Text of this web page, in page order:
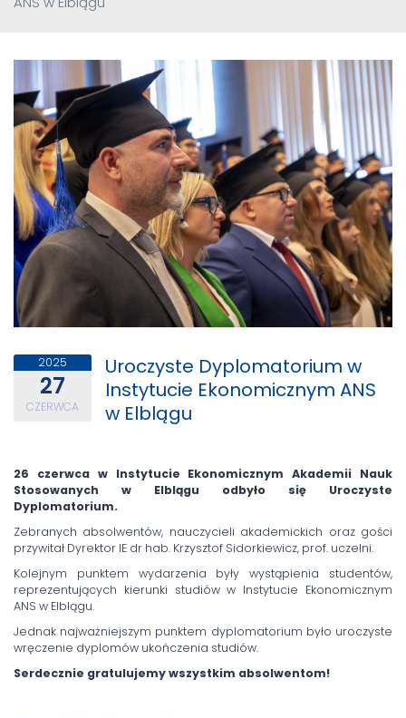
2025
27
CZERWCA
Uroczyste Dyplomatorium w
Instytucie Ekonomicznym ANS
w Elblągu
26 czerwca w Instytucie Ekonomicznym Akademii Nauk
Stosowanych w Elblągu odbyło się Uroczyste
Dyplomatorium.
Zebranych absolwentów, nauczycieli akademickich oraz gości
przywitał Dyrektor IE dr hab. Krzysztof Sidorkiewicz, prof. uczelni.
Kolejnym punktem wydarzenia były wystąpienia studentów,
reprezentujących kierunki studiów w Instytucie Ekonomicznym
ANS w Elblągu.
Jednak najważniejszym punktem dyplomatorium było uroczyste
wręczenie dyplomów ukończenia studiów.
Serdecznie gratulujemy wszystkim absolwentom!